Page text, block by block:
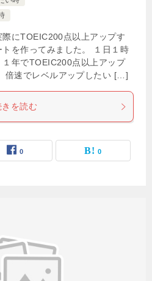
にTOEIC200点以上アップす
を作ってみました。 １日１時
１年でTOEIC200点以上アップ
倍速でレベルアップしたい […]
きを読む
0 0